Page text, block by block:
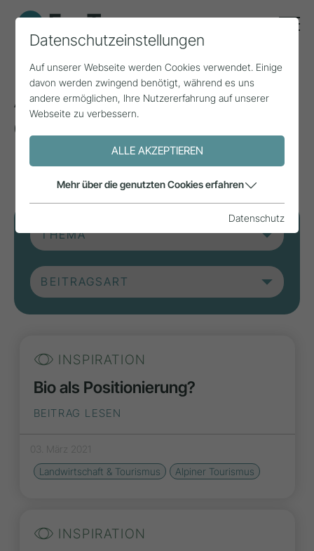
Aktuelle Beiträge aus
der Forschung, Praxis
und aus Projekten.
INSPIRATION
Bio als Positionierung?
BEITRAG LESEN
03. März 2021
Landwirtschaft & Tourismus
Alpiner Tourismus
INSPIRATION
Datenschutzeinstellungen
Auf unserer Webseite werden Cookies verwendet. Einige
davon werden zwingend benötigt, während es uns
andere ermöglichen, Ihre Nutzererfahrung auf unserer
Webseite zu verbessern.
ALLE AKZEPTIEREN
Mehr über die genutzten Cookies erfahren
Datenschutz